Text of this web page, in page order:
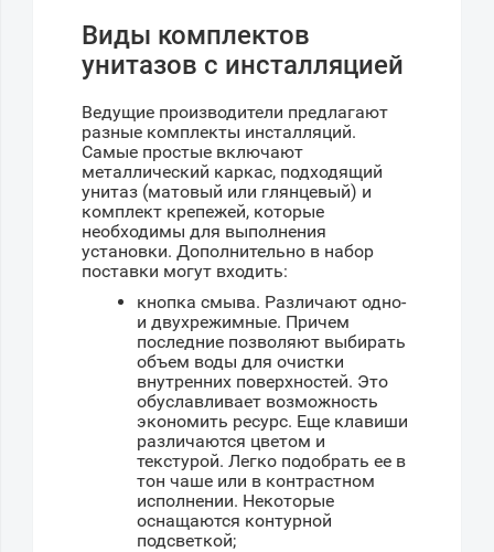
Виды комплектов
унитазов с инсталляцией
Ведущие производители предлагают
разные комплекты инсталляций.
Самые простые включают
металлический каркас, подходящий
унитаз (матовый или глянцевый) и
комплект крепежей, которые
необходимы для выполнения
установки. Дополнительно в набор
поставки могут входить:
кнопка смыва. Различают одно-
и двухрежимные. Причем
последние позволяют выбирать
объем воды для очистки
внутренних поверхностей. Это
обуславливает возможность
экономить ресурс. Еще клавиши
различаются цветом и
текстурой. Легко подобрать ее в
тон чаше или в контрастном
исполнении. Некоторые
оснащаются контурной
подсветкой;